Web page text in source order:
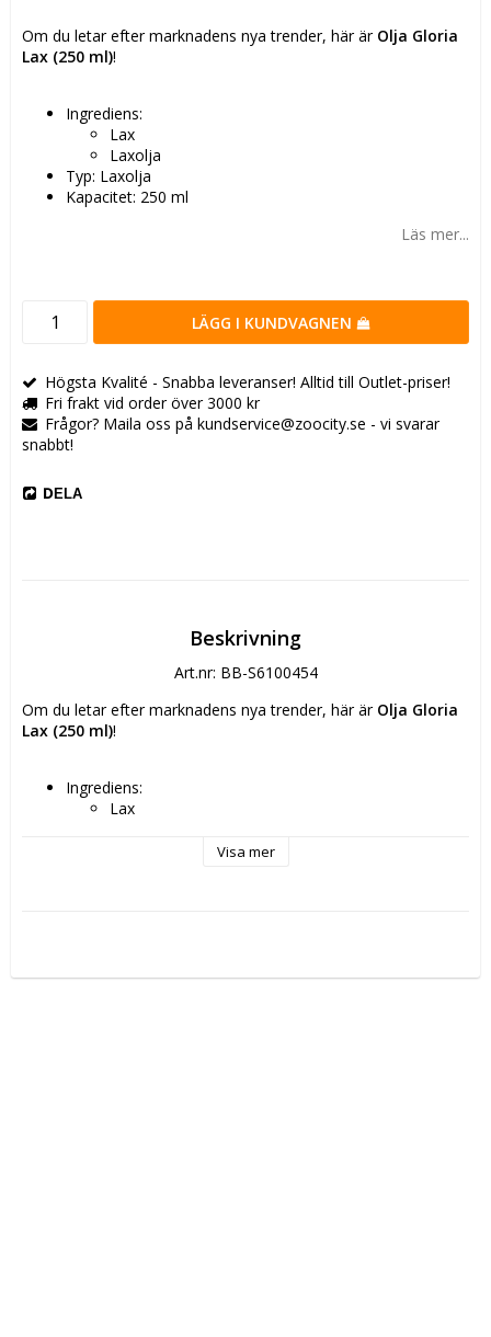
Om du letar efter marknadens nya trender, här är Olja Gloria
Lax (250 ml)!
Ingrediens:
Lax
Laxolja
Typ: Laxolja
Kapacitet: 250 ml
Läs mer...
LÄGG I KUNDVAGNEN
Högsta Kvalité - Snabba leveranser! Alltid till Outlet-priser!
Fri frakt vid order över 3000 kr
Frågor? Maila oss på kundservice@zoocity.se - vi svarar
snabbt!
DELA
Beskrivning
Art.nr: BB-S6100454
Om du letar efter marknadens nya trender, här är Olja Gloria
Lax (250 ml)!
Ingrediens:
Lax
Visa mer